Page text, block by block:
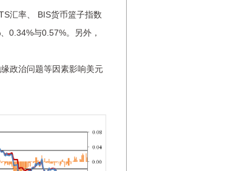
汇率、 BIS货币篮子指数
0.34%与0.57%。另外，
政治问题等因素影响美元